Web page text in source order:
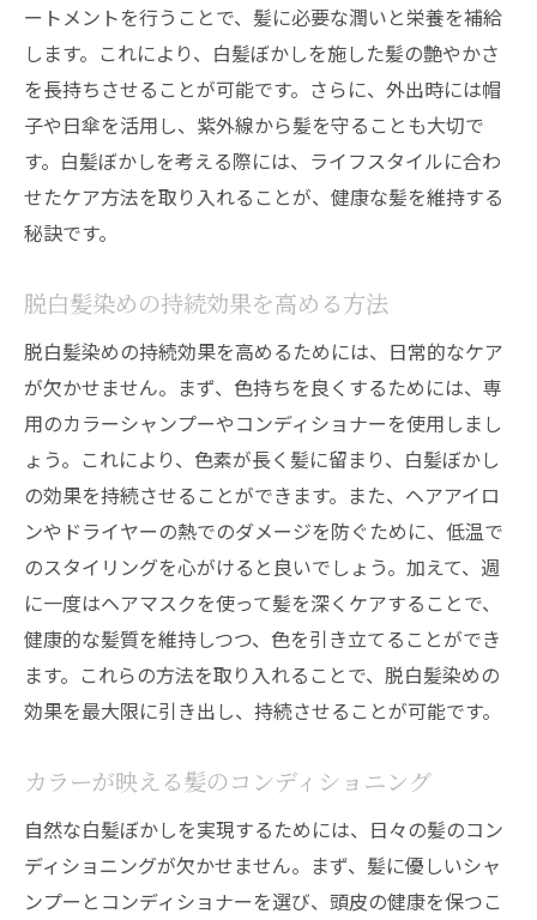
ートメントを行うことで、髪に必要な潤いと栄養を補給
します。これにより、白髪ぼかしを施した髪の艶やかさ
を長持ちさせることが可能です。さらに、外出時には帽
子や日傘を活用し、紫外線から髪を守ることも大切で
す。白髪ぼかしを考える際には、ライフスタイルに合わ
せたケア方法を取り入れることが、健康な髪を維持する
秘訣です。
脱白髪染めの持続効果を高める方法
脱白髪染めの持続効果を高めるためには、日常的なケア
が欠かせません。まず、色持ちを良くするためには、専
用のカラーシャンプーやコンディショナーを使用しまし
ょう。これにより、色素が長く髪に留まり、白髪ぼかし
の効果を持続させることができます。また、ヘアアイロ
ンやドライヤーの熱でのダメージを防ぐために、低温で
のスタイリングを心がけると良いでしょう。加えて、週
に一度はヘアマスクを使って髪を深くケアすることで、
健康的な髪質を維持しつつ、色を引き立てることができ
ます。これらの方法を取り入れることで、脱白髪染めの
効果を最大限に引き出し、持続させることが可能です。
カラーが映える髪のコンディショニング
自然な白髪ぼかしを実現するためには、日々の髪のコン
ディショニングが欠かせません。まず、髪に優しいシャ
ンプーとコンディショナーを選び、頭皮の健康を保つこ